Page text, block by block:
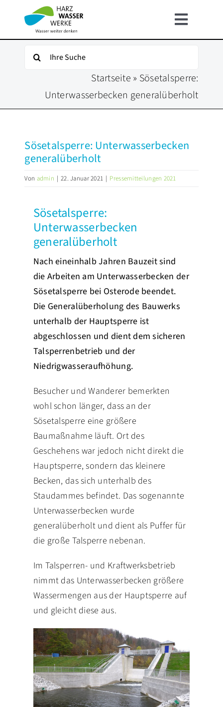
springen
Toggle
FÜR KUNDEN
INFOSERVICE
KARRIERE
PRESSE
Suche
Startseite » Sösetalsperre:
Unterwasserbecken generalüberholt
Sösetalsperre: Unterwasserbecken
generalüberholt
Von admin | 22. Januar 2021 | Pressemitteilungen 2021
Sösetalsperre:
Unterwasserbecken
generalüberholt
Nach eineinhalb Jahren Bauzeit sind
die Arbeiten am Unterwasserbecken der
Sösetalsperre bei Osterode beendet.
Die Generalüberholung des Bauwerks
unterhalb der Hauptsperre ist
abgeschlossen und dient dem sicheren
Talsperrenbetrieb und der
Niedrigwasseraufhöhung.
Besucher und Wanderer bemerkten
wohl schon länger, dass an der
Sösetalsperre eine größere
Baumaßnahme läuft. Ort des
Geschehens war jedoch nicht direkt die
Hauptsperre, sondern das kleinere
Becken, das sich unterhalb des
Staudammes befindet. Das sogenannte
Unterwasserbecken wurde
generalüberholt und dient als Puffer für
die große Talsperre nebenan.
Im Talsperren- und Kraftwerksbetrieb
nimmt das Unterwasserbecken größere
Wassermengen aus der Hauptsperre auf
und gleicht diese aus.